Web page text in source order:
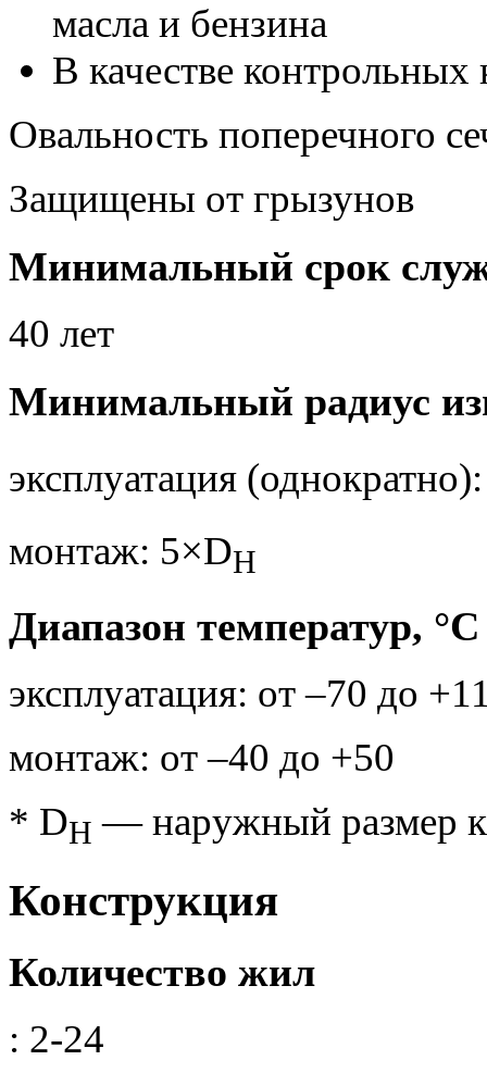
масла и бензина
В качестве контрольных
Овальность поперечного
Защищены от грызунов
Минимальный срок
40 лет
Минимальный радиус
эксплуатация
монтаж: 5×DH
Диапазон температур, °С
эксплуатация: от –70 до
монтаж: от –40 до +50
* DH — наружный размер
Конструкция
Количество жил
: 2-24